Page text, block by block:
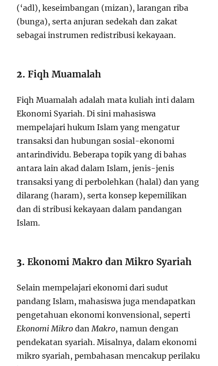
(‘adl), keseimbangan (mizan), larangan riba
(bunga), serta anjuran sedekah dan zakat
sebagai instrumen redistribusi kekayaan.
2.Fiqh Muamalah
Fiqh Muamalah adalah mata kuliah inti dalam
Ekonomi Syariah. Di sini mahasiswa
mempelajari hukum Islam yang mengatur
transaksi dan hubungan sosial-ekonomi
antarindividu. Beberapa topik yang di bahas
antara lain akad dalam Islam, jenis-jenis
transaksi yang di perbolehkan (halal) dan yang
dilarang (haram), serta konsep kepemilikan
dan di stribusi kekayaan dalam pandangan
Islam.
3.Ekonomi Makro dan Mikro Syariah
Selain mempelajari ekonomi dari sudut
pandang Islam, mahasiswa juga mendapatkan
pengetahuan ekonomi konvensional, seperti
Ekonomi Mikro danMakro, namun dengan
pendekatan syariah. Misalnya, dalam ekonomi
mikro syariah, pembahasan mencakup perilaku